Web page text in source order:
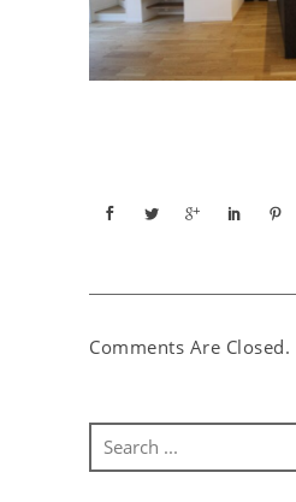
Comments Are Closed.